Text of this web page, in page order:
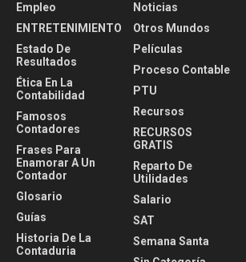
Empleo
ENTRETENIMIENTO
Estado De
Resultados
Ética En La
Contabilidad
Famosos
Contadores
Frases Para
Enamorar A Un
Contador
Glosario
Guías
Historia De La
Contaduria
Noticias
Otros Mundos
Películas
Proceso Contable
PTU
Recursos
RECURSOS
GRATIS
Reparto De
Utilidades
Salario
SAT
Semana Santa